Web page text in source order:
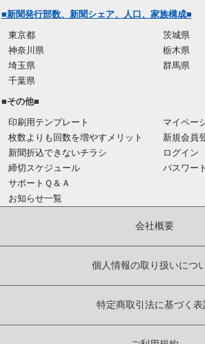
■新聞発行部数、新聞シェア、人口、家族構成■
東京都
神奈川県
埼玉県
千葉県
茨城県
栃木県
群馬県
■その他■
印刷用テンプレート
枚数よりも回数を増やすメリット
新聞折込できないチラシ
締切スケジュール
サポートＱ＆Ａ
お知らせ一覧
マイペー
新規会員
ログイン
パスワー
会社概要
個人情報の取り扱いにつ
特定商取引法に基づく表